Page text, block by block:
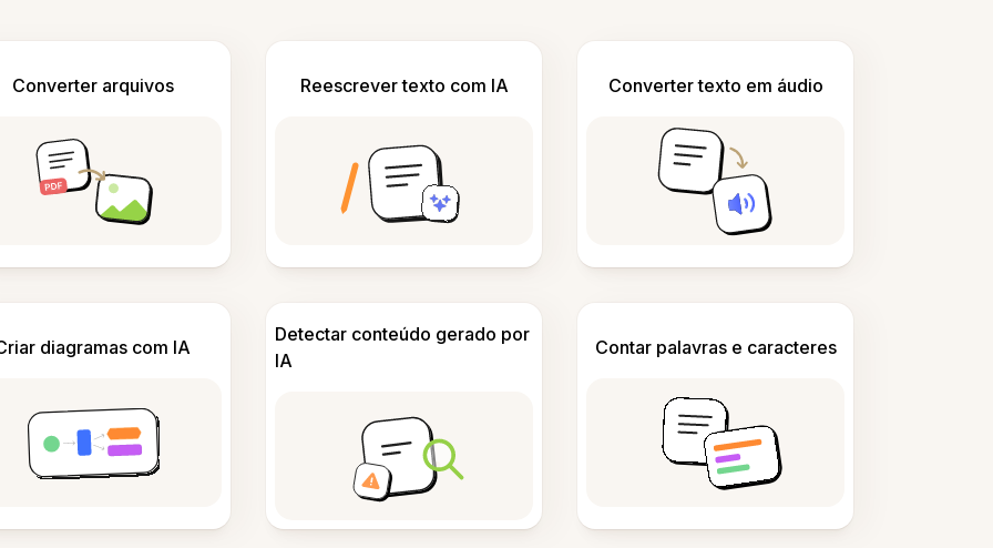
Converter arquivos Reescrever texto com IA Converter texto em áudio
diagramas com IA
Detectar conteúdo gerado por
IA
Contar palavras e caracteres